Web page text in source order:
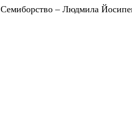
Семиборство – Людмила